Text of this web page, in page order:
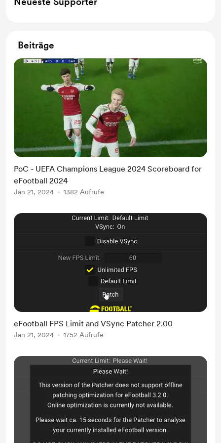
Beiträge
PoC - UEFA Champions League 2024 Scoreboard for
eFootball 2024
Jan 21, 2024 1382 Aufrufe
eFootball FPS Limit and VSync Patcher 2.00
Jan 21, 2024 1752 Aufrufe